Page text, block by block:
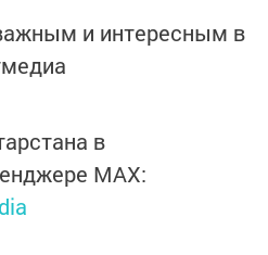
и интересным в
в
MАХ: